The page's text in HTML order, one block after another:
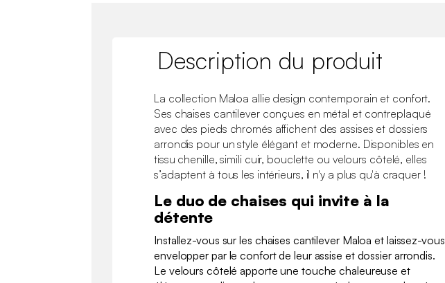
Description du produit
La collection Maloa allie design contemporain et confort.
Ses chaises cantilever conçues en métal et contreplaqué
avec des pieds chromés affichent des assises et dossiers
arrondis pour un style élégant et moderne. Disponibles en
tissu chenille, simili cuir, bouclette ou velours côtelé, elles
s’adaptent à tous les intérieurs, il n'y a plus qu'à craquer !
Le duo de chaises qui invite à la
détente
Installez-vous sur les chaises cantilever Maloa et laissez-vous
envelopper par le confort de leur assise et dossier arrondis.
Le velours côtelé apporte une touche chaleureuse et